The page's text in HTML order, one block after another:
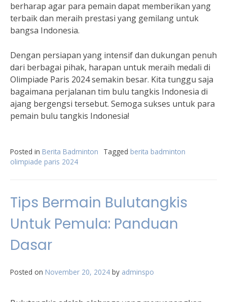
berharap agar para pemain dapat memberikan yang
terbaik dan meraih prestasi yang gemilang untuk
bangsa Indonesia.
Dengan persiapan yang intensif dan dukungan penuh
dari berbagai pihak, harapan untuk meraih medali di
Olimpiade Paris 2024 semakin besar. Kita tunggu saja
bagaimana perjalanan tim bulu tangkis Indonesia di
ajang bergengsi tersebut. Semoga sukses untuk para
pemain bulu tangkis Indonesia!
Posted in Berita Badminton Tagged berita badminton
olimpiade paris 2024
Tips Bermain Bulutangkis
Untuk Pemula: Panduan
Dasar
Posted on November 20, 2024 by adminspo